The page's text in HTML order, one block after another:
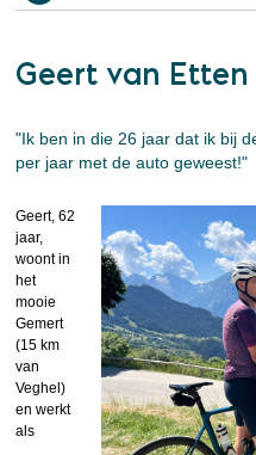
Geert van Etten
"Ik ben in die 26 jaar dat ik bij
per jaar met de auto geweest!"
Geert, 62
jaar,
woont in
het
mooie
Gemert
(15 km
van
Veghel)
en werkt
als